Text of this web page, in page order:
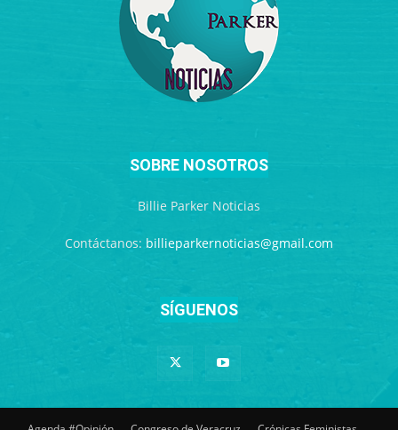
SOBRE NOSOTROS
Billie Parker Noticias
Contáctanos: billieparkernoticias@gmail.com
SÍGUENOS